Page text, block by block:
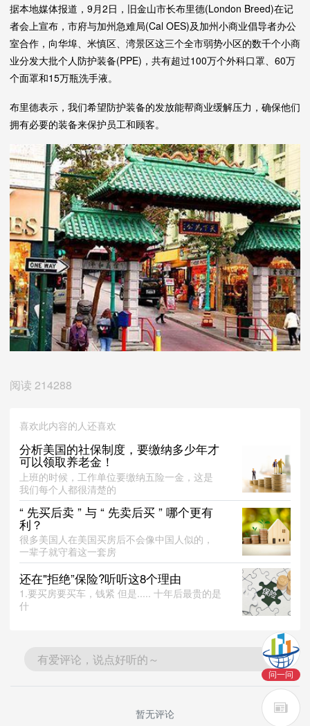
据本地媒体报道，9月2日，旧金山市长布里德(London Breed)在记
者会上宣布，市府与加州急难局(Cal OES)及加州小商业倡导者办公
室合作，向华埠、米慎区、湾景区这三个全市弱势小区的数千个小商
业分发大批个人防护装备(PPE)，共有超过100万个外科口罩、60万
个面罩和15万瓶洗手液。
布里德表示，我们希望防护装备的发放能帮商业缓解压力，确保他们
拥有必要的装备来保护员工和顾客。
阅读 214288
喜欢此内容的人还喜欢
分析美国的社保制度，要缴纳多少年才
可以领取养老金！
上班的时候，工作单位要缴纳五险一金，这是
我们每个人都很清楚的
“ 先买后卖 ” 与 “ 先卖后买 ” 哪个更有
利？
很多美国人在美国买房后不会像中国人似的，
一辈子就守着这一套房
还在"拒绝”保险?听听这8个理由
1.要买房要买车，钱紧 但是..... 十年后最贵的是
什
有爱评论，说点好听的～
暂无评论
问一问